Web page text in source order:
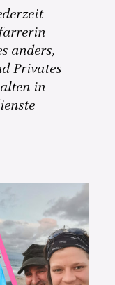
anders,
Privates
in